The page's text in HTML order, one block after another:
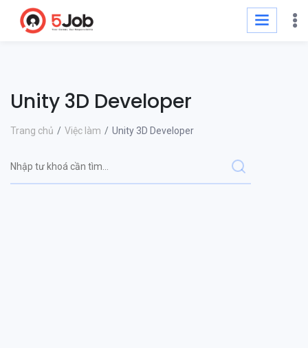
Unity 3D Developer
Trang chủ Việc làm Unity 3D Developer